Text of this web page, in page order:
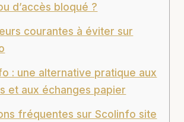
d’accès bloqué ?
courantes à éviter sur
: une alternative pratique aux
et aux échanges papier
fréquentes sur Scolinfo site